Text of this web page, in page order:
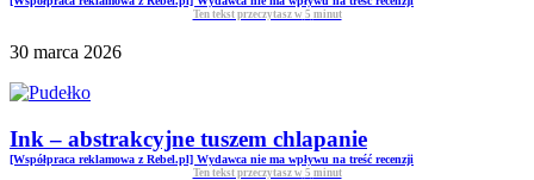
Ten tekst przeczytasz w 5 minut
30 marca 2026
Ink – abstrakcyjne tuszem chlapanie
[Współpraca reklamowa z Rebel.pl] Wydawca nie ma wpływu na treść recenzji
Ten tekst przeczytasz w 5 minut